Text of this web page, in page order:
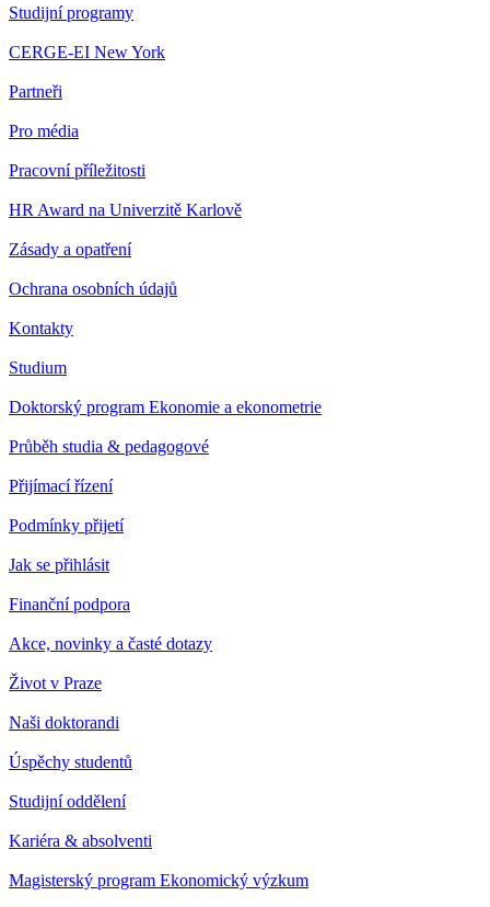
Studijní programy
CERGE-EI New York
Partneři
Pro média
Pracovní příležitosti
HR Award na Univerzitě Karlově
Zásady a opatření
Ochrana osobních údajů
Kontakty
Studium
Doktorský program Ekonomie a ekonometrie
Průběh studia & pedagogové
Přijímací řízení
Podmínky přijetí
Jak se přihlásit
Finanční podpora
Akce, novinky a časté dotazy
Život v Praze
Naši doktorandi
Úspěchy studentů
Studijní oddělení
Kariéra & absolventi
Magisterský program Ekonomický výzkum